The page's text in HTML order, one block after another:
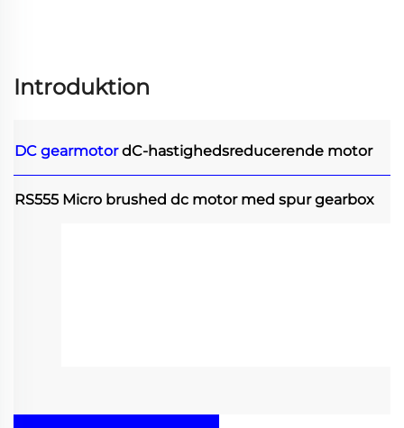
Introduktion
DC gearmotordC-hastighedsreducerende motor
RS555 Micro brushed dc motor med spur gearbox